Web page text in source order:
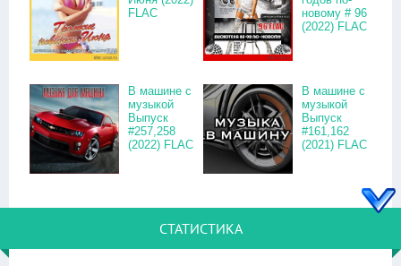
FLAC
новому # 96
(2022) FLAC
В машине с
музыкой
Выпуск
#257,258
(2022) FLAC
В машине с
музыкой
Выпуск
#161,162
(2021) FLAC
СТАТИСТИКА